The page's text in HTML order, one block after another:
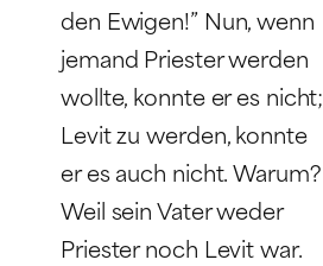
den Ewigen!” Nun, wenn
jemand Priester werden
wollte, konnte er es nicht;
Levit zu werden, konnte
er es auch nicht. Warum?
Weil sein Vater weder
Priester noch Levit war.